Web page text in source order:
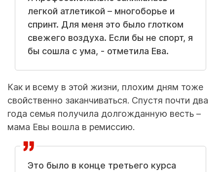
легкой атлетикой – многоборье и
спринт. Для меня это было глотком
свежего воздуха. Если бы не спорт, я
бы сошла с ума, - отметила Ева.
Как и всему в этой жизни, плохим дням тоже
свойственно заканчиваться. Спустя почти два
года семья получила долгожданную весть –
мама Евы вошла в ремиссию.
Это было в конце третьего курса